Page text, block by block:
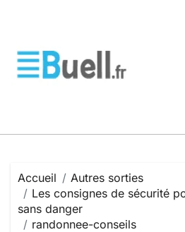
Accueil
Autres sorties
Les consignes de sécurité
sans danger
randonnee-conseils